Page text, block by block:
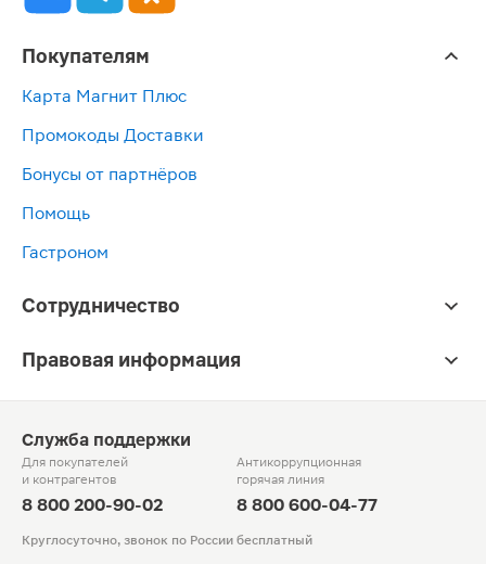
Покупателям
Карта Магнит Плюс
Промокоды Доставки
Бонусы от партнёров
Помощь
Гастроном
Сотрудничество
Правовая информация
Служба поддержки
Для покупателей
и контрагентов
8 800 200-90-02
Антикоррупционная
горячая линия
8 800 600-04-77
Круглосуточно, звонок по России бесплатный